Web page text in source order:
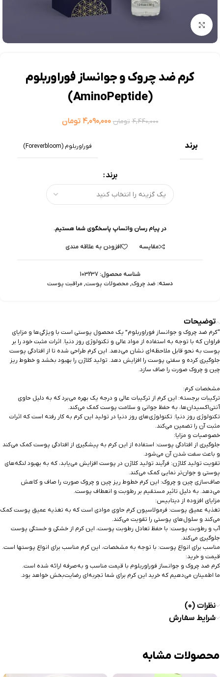
بزرگنمایی تصویر
کرم ضد چروک و جوانساز فوراوربلوم
(AminoPeptide)
۴,۴۴۰,۰۰۰ تومان ۴,۰۹۰,۰۰۰ تومان
برند فوراوربلوم (Foreverbloom)
برند
در پیام رسان واتساپ پاسخگوی شما هستیم.
مقایسه افزودن به علاقه مندی
شناسه محصول:103237
دسته: ضد چروک, محصولات پوست, مراقبت پوست
توضیحات
“کرم ضد چروک و جوانساز فوراوربلوم” یک محصول پوستی است با ویژگی‌ها و مزایای
فراوان که با توجه به استفاده از مواد عالی و تکنولوژی روز دنیا. اثرات مثبت خود را بر
پوست به نحو قابل ملاحظه‌ای نشان می‌دهد. این کرم طراحی شده تا از افتادگی پوست
جلوگیری کرده و سفتی پوست را افزایش دهد. تولید کلاژن را بهبود بخشد و خطوط ریز
چین و چروک صورت را صاف سازد.
مشخصات کرم:
ترکیبات برجسته: این کرم از ترکیبات عالی و درجه یک بهره می‌برد که به دلیل حاوی
آنتی‌اکسیدان‌ها، به حفظ جوانی و سلامت پوست کمک می‌کند.
تکنولوژی روز دنیا: تکنولوژی‌های روز دنیا در تولید این کرم به کار رفته است که اثرات
مثبت آن را تضمین می‌کند.
خصوصیات و مزایا:
جلوگیری از افتادگی پوست: استفاده از این کرم به پیشگیری از افتادگی پوست کمک می‌کند
و باعث سفت شدن آن می‌شود.
تقویت تولید کلاژن: فرآیند تولید کلاژن در پوست افزایش می‌یابد، که به بهبود لنگه‌های
پوستی و جوان‌تر نمایی کمک می‌کند.
صاف‌سازی چین و چروک: این کرم خطوط ریز چین و چروک صورت را صاف و کاهش
می‌دهد. به دلیل تاثیر مستقیم بر رطوبت و انعطاف پوست.
مزایای افزوده از دیتابیس:
تغذیه عمیق پوست: فرمولاسیون کرم حاوی موادی است که به تغذیه عمیق پوست کمک
می‌کند و سلول‌های پوستی را تقویت می‌کند.
آب و رطوبت پوست: با حفظ تعادل رطوبت پوست، این کرم از خشکی و خستگی پوست
جلوگیری می‌کند.
مناسب برای انواع پوست: با توجه به مشخصات، این کرم مناسب برای انواع پوستها است.
قیمت و خرید:
کرم ضد چروک و جوانساز فوراوربلوم با قیمت مناسب و به‌صرفه ارائه شده است.
ما اطمینان می‌دهیم که خرید این کرم برای شما تجربه‌ای رضایت‌بخش خواهد بود.
نظرات (0)
شرایط سفارش
محصولات مشابه